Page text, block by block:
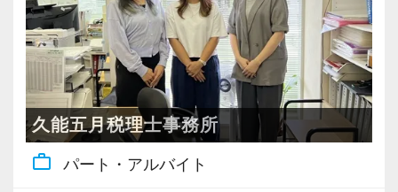
・税務顧問＋資産税に関与
・相続／事業承継／M&Aにも対応
＜成長中の税理士法人＞
・全国14拠点で事業展開
・従業員240名以上に拡大
・会計・税務・財務・労務まで対応
久能五月税理士事務所
work_outline パート・アルバイト